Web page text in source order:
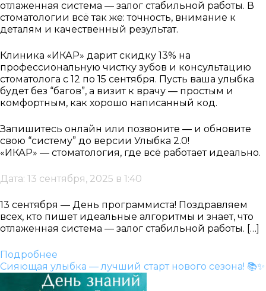
отлаженная система — залог стабильной работы. В
стоматологии всё так же: точность, внимание к
деталям и качественный результат.
Клиника «ИКАР» дарит скидку 13% на
профессиональную чистку зубов и консультацию
стоматолога с 12 по 15 сентября. Пусть ваша улыбка
будет без “багов”, а визит к врачу — простым и
комфортным, как хорошо написанный код.
Запишитесь онлайн или позвоните — и обновите
свою “систему” до версии Улыбка 2.0!
«ИКАР» — стоматология, где всё работает идеально.
Дата: 13 сентября, 2025 в 1:40
13 сентября — День программиста! Поздравляем
всех, кто пишет идеальные алгоритмы и знает, что
отлаженная система — залог стабильной работы. […]
Подробнее
Сияющая улыбка — лучший старт нового сезона! 📚✨